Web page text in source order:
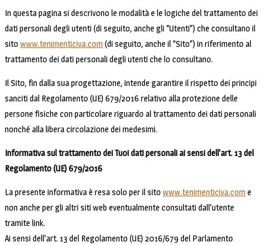
In questa pagina si descrivono le modalità e le logiche del trattamento dei
dati personali degli utenti (di seguito, anche gli “Utenti”) che consultano il
sito www.tenimenticiva.com (di seguito, anche il “Sito”) in riferimento al
trattamento dei dati personali degli utenti che lo consultano.
Il Sito, fin dalla sua progettazione, intende garantire il rispetto dei principi
sanciti dal Regolamento (UE) 679/2016 relativo alla protezione delle
persone fisiche con particolare riguardo al trattamento dei dati personali
nonché alla libera circolazione dei medesimi.
Informativa sul trattamento dei Tuoi dati personali ai sensi dell’art. 13 del
Regolamento (UE) 679/2016
La presente informativa è resa solo per il sito www.tenimenticiva.com e
non anche per gli altri siti web eventualmente consultati dall’utente
tramite link.
Ai sensi dell’art. 13 del Regolamento (UE) 2016/679 del Parlamento